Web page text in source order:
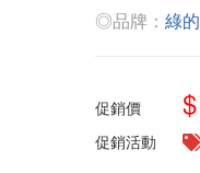
◎品牌： 綠的
促銷價 $
促銷活動